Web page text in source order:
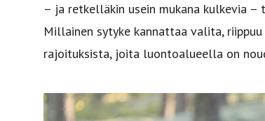
– ja retkelläkin usein mukana kulkevia
Millainen sytyke kannattaa valita,
rajoituksista, joita luontoalueella on